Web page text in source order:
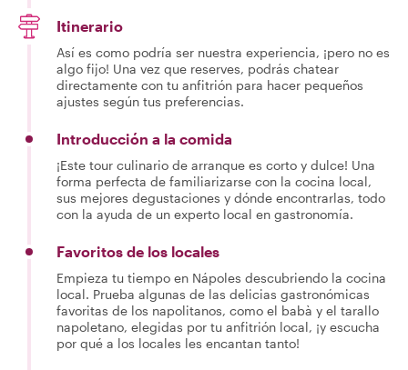
Itinerario
Así es como podría ser nuestra experiencia, ¡pero no es
algo fijo! Una vez que reserves, podrás chatear
directamente con tu anfitrión para hacer pequeños
ajustes según tus preferencias.
Introducción a la comida
¡Este tour culinario de arranque es corto y dulce! Una
forma perfecta de familiarizarse con la cocina local,
sus mejores degustaciones y dónde encontrarlas, todo
con la ayuda de un experto local en gastronomía.
Favoritos de los locales
Empieza tu tiempo en Nápoles descubriendo la cocina
local. Prueba algunas de las delicias gastronómicas
favoritas de los napolitanos, como el babà y el tarallo
napoletano, elegidas por tu anfitrión local, ¡y escucha
por qué a los locales les encantan tanto!